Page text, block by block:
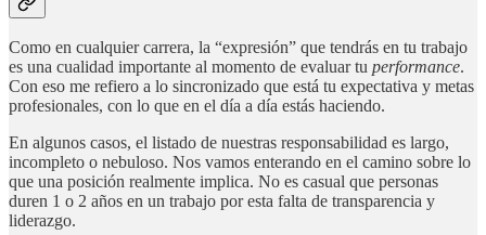
Como en cualquier carrera, la “expresión” que tendrás en tu trabajo
es una cualidad importante al momento de evaluar tu performance.
Con eso me refiero a lo sincronizado que está tu expectativa y metas
profesionales, con lo que en el día a día estás haciendo.
En algunos casos, el listado de nuestras responsabilidad es largo,
incompleto o nebuloso. Nos vamos enterando en el camino sobre lo
que una posición realmente implica. No es casual que personas
duren 1 o 2 años en un trabajo por esta falta de transparencia y
liderazgo.